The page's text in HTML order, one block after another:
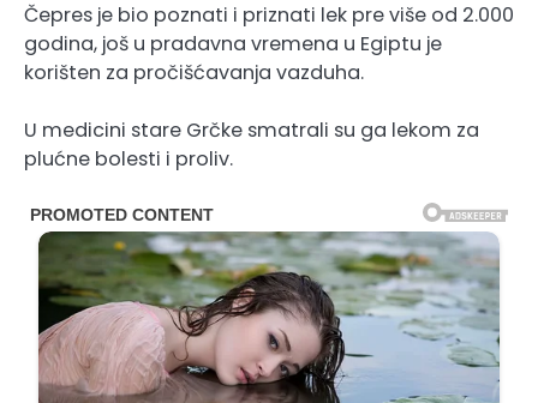
Čepres je bio poznati i priznati lek pre više od 2.000
godina, još u pradavna vremena u Egiptu je
korišten za pročišćavanja vazduha.
U medicini stare Grčke smatrali su ga lekom za
plućne bolesti i proliv.